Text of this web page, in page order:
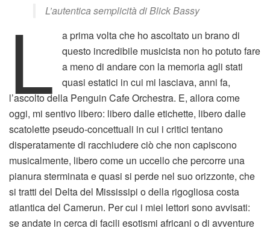
L’autentica semplicità di Blick Bassy
L
a prima volta che ho ascoltato un brano di
questo incredibile musicista non ho potuto fare
a meno di andare con la memoria agli stati
quasi estatici in cui mi lasciava, anni fa,
l’ascolto della Penguin Cafe Orchestra. E, allora come
oggi, mi sentivo libero: libero dalle etichette, libero dalle
scatolette pseudo-concettuali in cui i critici tentano
disperatamente di racchiudere ciò che non capiscono
musicalmente, libero come un uccello che percorre una
pianura sterminata e quasi si perde nel suo orizzonte, che
si tratti del Delta del Mississipi o della rigogliosa costa
atlantica del Camerun. Per cui i miei lettori sono avvisati:
se andate in cerca di facili esotismi africani o di avventure